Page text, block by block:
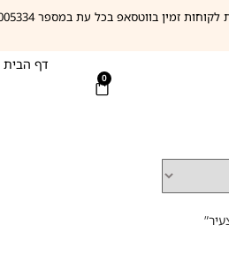
זמין בווטסאפ בכל עת במספר 0549005334
0
דף הבית